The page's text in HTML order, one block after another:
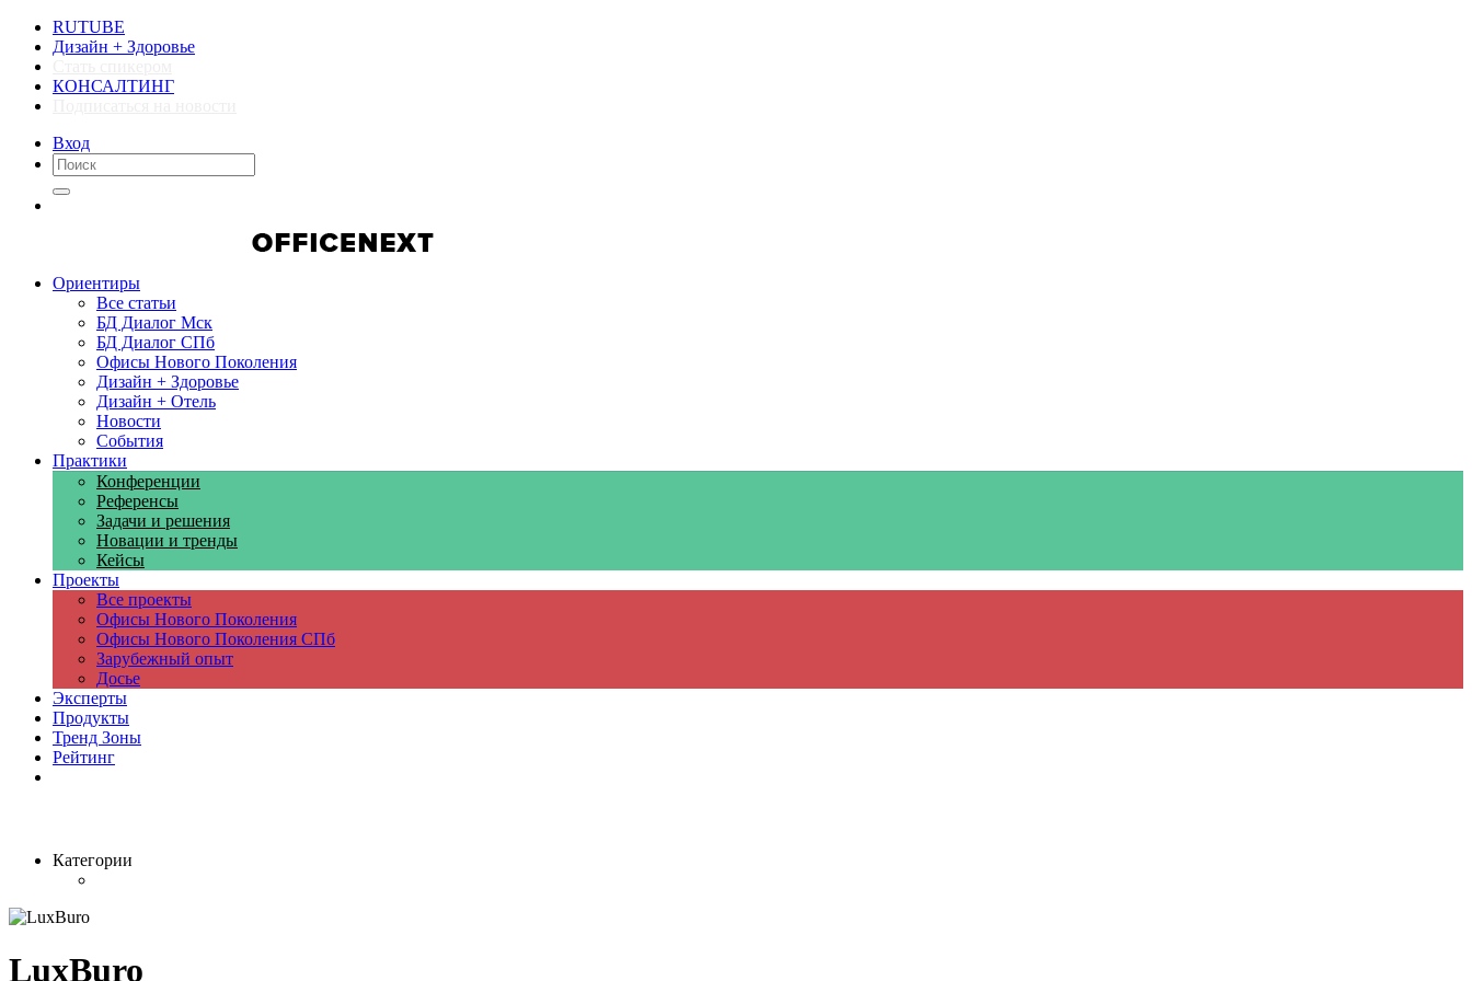
RUTUBE
Дизайн + Здоровье
КОНСАЛТИНГ
Вход
Ориентиры
Все статьи
БД Диалог Мск
БД Диалог СПб
Офисы Нового Поколения
Дизайн + Здоровье
Дизайн + Отель
Новости
События
Практики
Конференции
Референсы
Задачи и решения
Новации и тренды
Кейсы
Проекты
Все проекты
Офисы Нового Поколения
Офисы Нового Поколения СПб
Зарубежный опыт
Досье
Эксперты
Продукты
Тренд Зоны
Рейтинг
Категории
LuxBuro